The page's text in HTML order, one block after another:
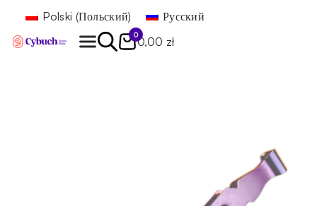
Polski (Польский) Русский
0
0,00 zł